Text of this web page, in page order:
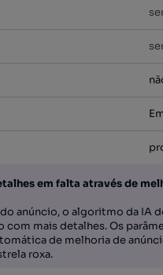
em falta através de
anúncio, o algoritmo da IA
mais detalhes. Os
de melhoria de
roxa.